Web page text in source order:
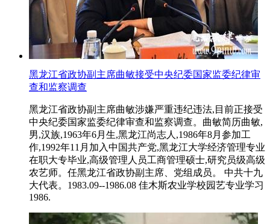
黑龙江省政协副主席曲敏接受中央纪委国家监委纪律审
查和监察调查
黑龙江省政协副主席曲敏涉嫌严重违纪违法,目前正接受
中央纪委国家监委纪律审查和监察调查。曲敏简历曲敏,
男,汉族,1963年6月生,黑龙江尚志人,1986年8月参加工
作,1992年11月加入中国共产党,黑龙江大学经济管理专业
在职大专毕业,高级管理人员工商管理硕士,研究员级高级
农艺师。任黑龙江省政协副主席、党组成员。 中共十九
大代表。1983.09--1986.08 佳木斯农业学校园艺专业学习
1986.